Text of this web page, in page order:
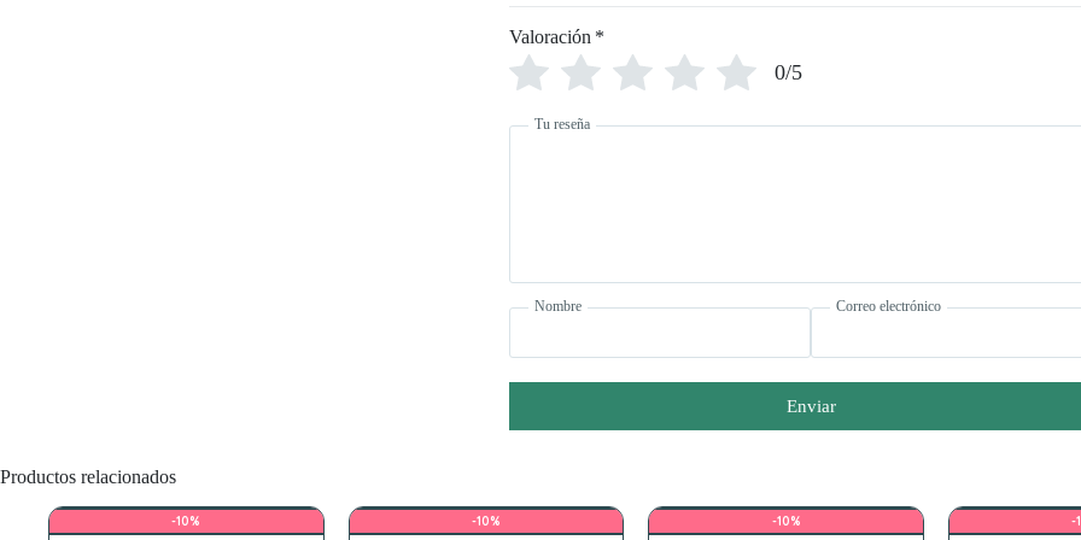
Valoración *
0/5
Tu reseña
Nombre Correo electrónico
Enviar
Productos relacionados
-10% -10% -10% -